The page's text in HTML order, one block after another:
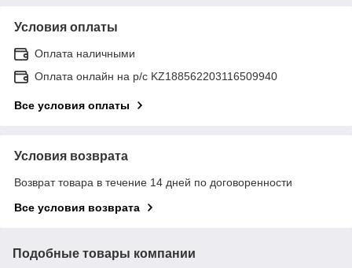
Условия оплаты
Оплата наличными
Оплата онлайн на р/с KZ188562203116509940
Все условия оплаты
Условия возврата
Возврат товара в течение 14 дней по договоренности
Все условия возврата
Подобные товары компании